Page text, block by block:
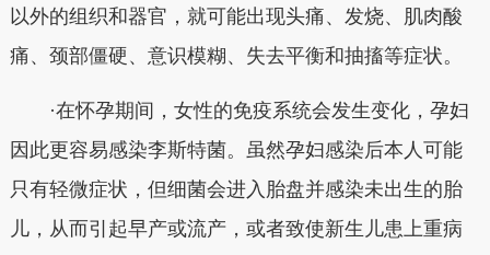
以外的组织和器官，就可能出现头痛、发烧、肌肉酸
痛、颈部僵硬、意识模糊、失去平衡和抽搐等症状。
·在怀孕期间，女性的免疫系统会发生变化，孕妇
因此更容易感染李斯特菌。虽然孕妇感染后本人可能
只有轻微症状，但细菌会进入胎盘并感染未出生的胎
儿，从而引起早产或流产，或者致使新生儿患上重病